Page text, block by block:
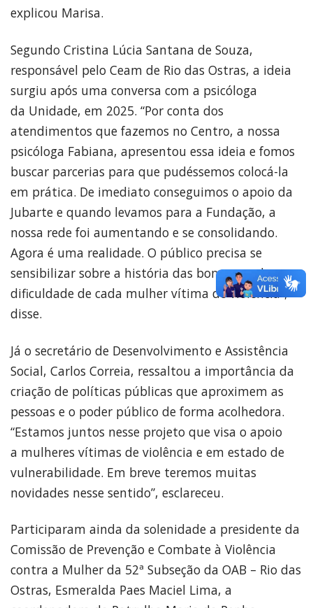
explicou Marisa.
Segundo Cristina Lúcia Santana de Souza,
responsável pelo Ceam de Rio das Ostras, a ideia
surgiu após uma conversa com a psicóloga
da Unidade, em 2025. “Por conta dos
atendimentos que fazemos no Centro, a nossa
psicóloga Fabiana, apresentou essa ideia e fomos
buscar parcerias para que pudéssemos colocá-la
em prática. De imediato conseguimos o apoio da
Jubarte e quando levamos para a Fundação, a
nossa rede foi aumentando e se consolidando.
Agora é uma realidade. O público precisa se
sensibilizar sobre a história das bonecas e da
dificuldade de cada mulher vítima de violência”,
disse.
Já o secretário de Desenvolvimento e Assistência
Social, Carlos Correia, ressaltou a importância da
criação de políticas públicas que aproximem as
pessoas e o poder público de forma acolhedora.
“Estamos juntos nesse projeto que visa o apoio
a mulheres vítimas de violência e em estado de
vulnerabilidade. Em breve teremos muitas
novidades nesse sentido”, esclareceu.
Participaram ainda da solenidade a presidente da
Comissão de Prevenção e Combate à Violência
contra a Mulher da 52ª Subseção da OAB – Rio das
Ostras, Esmeralda Paes Maciel Lima, a